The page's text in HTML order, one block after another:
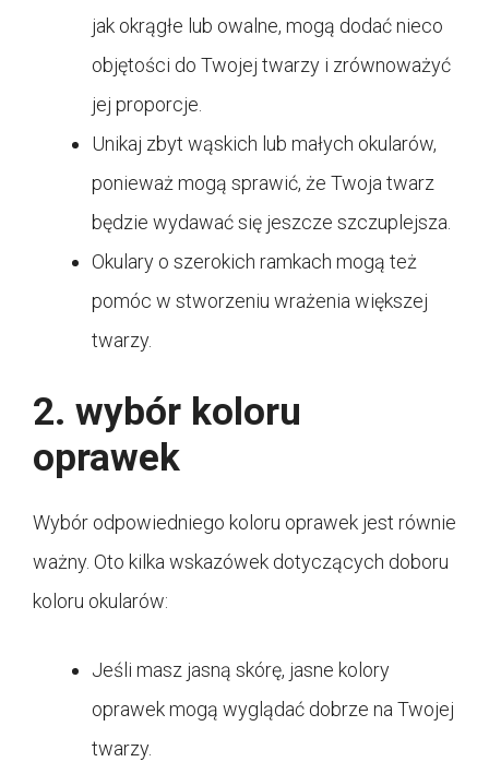
jak okrągłe lub owalne, mogą dodać nieco
objętości do Twojej twarzy i zrównoważyć
jej proporcje.
Unikaj zbyt wąskich lub małych okularów,
ponieważ mogą sprawić, że Twoja twarz
będzie wydawać się jeszcze szczuplejsza.
Okulary o szerokich ramkach mogą też
pomóc w stworzeniu wrażenia większej
twarzy.
2. wybór koloru
oprawek
Wybór odpowiedniego koloru oprawek jest równie
ważny. Oto kilka wskazówek dotyczących doboru
koloru okularów:
Jeśli masz jasną skórę, jasne kolory
oprawek mogą wyglądać dobrze na Twojej
twarzy.